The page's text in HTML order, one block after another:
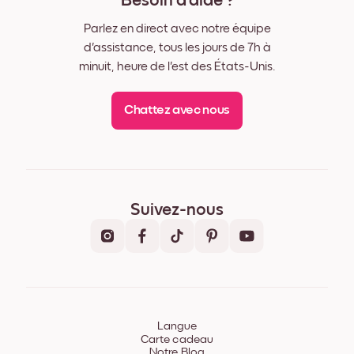
Parlez en direct avec notre équipe
d'assistance, tous les jours de 7h à
minuit, heure de l'est des États-Unis.
Chattez avec nous
Suivez-nous
Langue
Carte cadeau